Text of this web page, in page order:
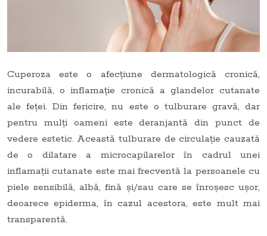
Cuperoza este o afecțiune dermatologică cronică,
incurabilă, o inflamație cronică a glandelor cutanate
ale feței. Din fericire, nu este o tulburare gravă, dar
pentru mulți oameni este deranjantă din punct de
vedere estetic. Această tulburare de circulație cauzată
de o dilatare a microcapilarelor în cadrul unei
inflamații cutanate este mai frecventă la persoanele cu
piele sensibilă, albă, fină și/sau care se înroșesc ușor,
deoarece epiderma, în cazul acestora, este mult mai
transparentă.